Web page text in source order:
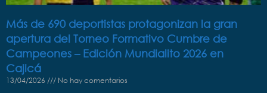
Más de 690 deportistas protagonizan la gran
apertura del Torneo Formativo Cumbre de
Campeones – Edición Mundialito 2026 en
Cajicá
13/04/2026 No hay comentarios